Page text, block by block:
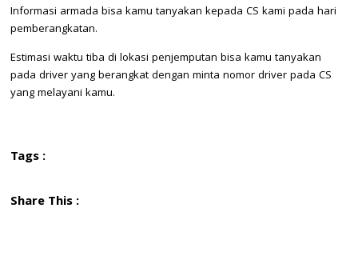
Informasi armada bisa kamu tanyakan kepada CS kami pada hari
pemberangkatan.
Estimasi waktu tiba di lokasi penjemputan bisa kamu tanyakan
pada driver yang berangkat dengan minta nomor driver pada CS
yang melayani kamu.
Tags :
Share This :